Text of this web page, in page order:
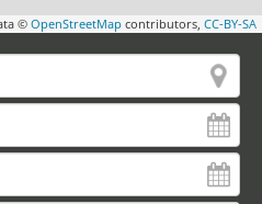
© OpenStreetMap contributors, CC-BY-SA